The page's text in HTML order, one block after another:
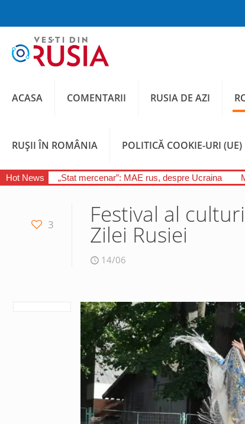
ACASA COMENTARII RUSIA DE AZI
RUȘII ÎN ROMÂNIA POLITICĂ COOKIE-URI (UE)
Hot News „Stat mercenar”: MAE rus, despre Ucraina
3 Festival al
Zilei Rusiei
14/06